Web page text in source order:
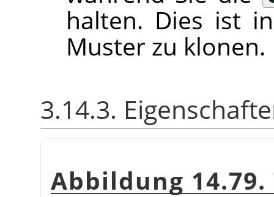
halten. Dies ist
Muster zu klonen.
3.14.3.
Abbildung